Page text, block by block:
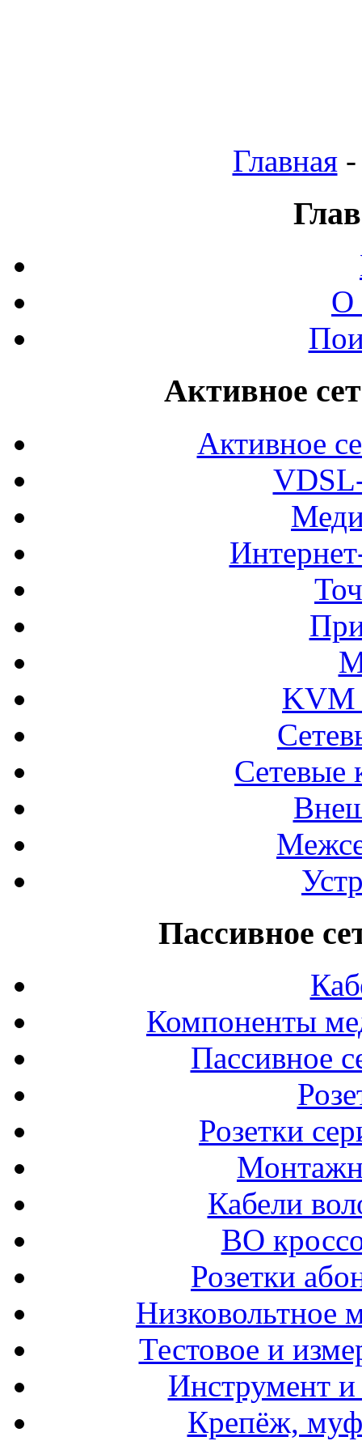
Главная-
О
Активное
Активное
KVM
Сетевые
Пассивное
Компоненты
Пассивное
Розетки
Кабели
ВО
Розетки
Низковольтное
Тестовое и
Инструмент
Крепёж,